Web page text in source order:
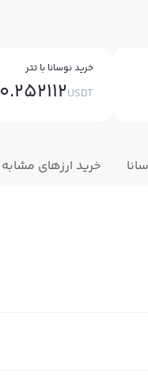
خرید نوسانا با تتر
0.252112USDT
خرید ارزهای مشابه